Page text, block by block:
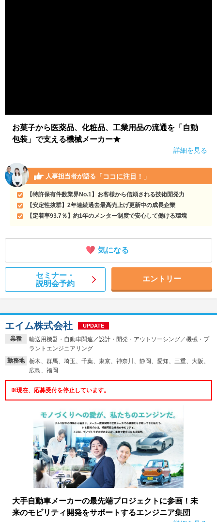
お菓子から医薬品、化粧品、工業用品の流通を「自動
包装」で支える機械メーカー★
詳細を見る
人事担当者が語る 「ココに注目！」
【特許保有件数業界No.1】お客様から信頼される技術開発力
【安定性抜群】2年連続過去最高売上げ更新中の成長企業
【定着率93.7％】約1年のメンター制度で安心して働ける環境
気になる
セミナー・
説明会予約
エントリー
業種
輸送用機器・自動車関連／設計・開発・アウトソーシング／機械・プ
ラントエンジニアリング
勤務地
栃木、群馬、埼玉、千葉、東京、神奈川、静岡、愛知、三重、大阪、
広島、福岡
エイム株式会社 UPDATE
※現在、応募受付を停止しています。
大手自動車メーカーの最先端プロジェクトに参画！未
来のモビリティ開発をサポートするエンジニア集団